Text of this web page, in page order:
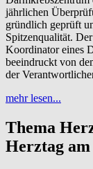
jährlichen
gründlich geprüft
Spitzenqualität.
Koordinator eines
beeindruckt von
der
mehr lesen...
Thema
Herztag